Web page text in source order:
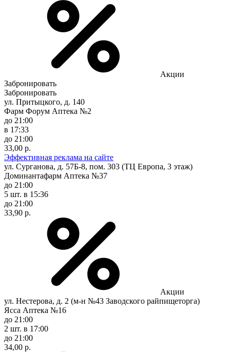
Акции
Забронировать
Забронировать
ул. Притыцкого, д. 140
Фарм Форум Аптека №2
до 21:00
в 17:33
до 21:00
33,00 р.
Эффективная реклама на сайте
ул. Сурганова, д. 57Б-8, пом. 303 (ТЦ Европа, 3 этаж)
Доминантафарм Аптека №37
до 21:00
5 шт. в 15:36
до 21:00
33,90 р.
Акции
ул. Нестерова, д. 2 (м-н №43 Заводского райпищеторга)
Ясса Аптека №16
до 21:00
2 шт. в 17:00
до 21:00
34,00 р.